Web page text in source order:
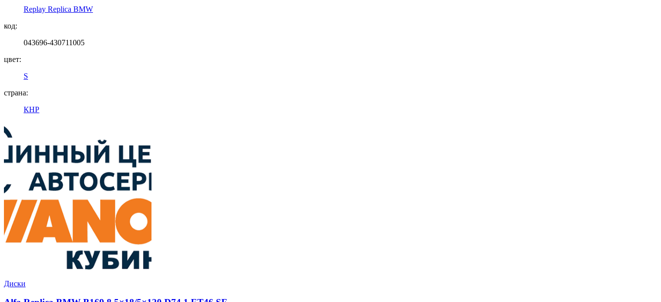
Replay Replica BMW
код:
043696-430711005
цвет:
S
страна:
КНР
Диски